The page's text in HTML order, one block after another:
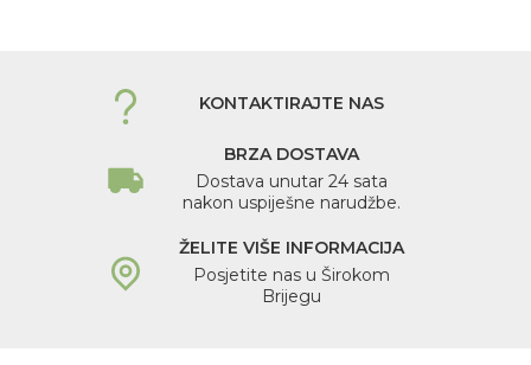
KONTAKTIRAJTE NAS
BRZA DOSTAVA
Dostava unutar 24 sata
nakon uspiješne narudžbe.
ŽELITE VIŠE INFORMACIJA
Posjetite nas u Širokom
Brijegu